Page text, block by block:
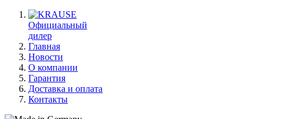
Официальный
дилер
Главная
Новости
О компании
Гарантия
Доставка и оплата
Контакты